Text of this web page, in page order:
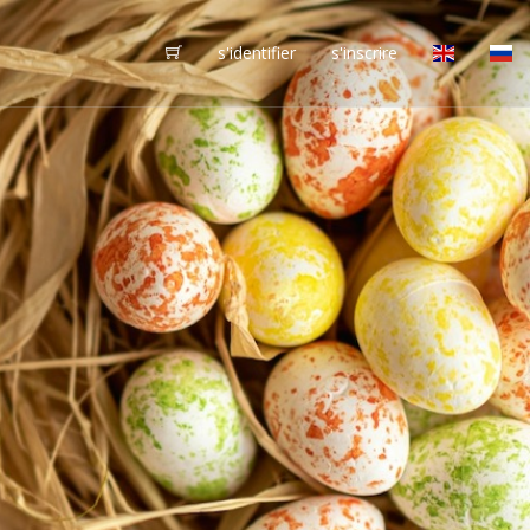
s'identifier s'inscrire